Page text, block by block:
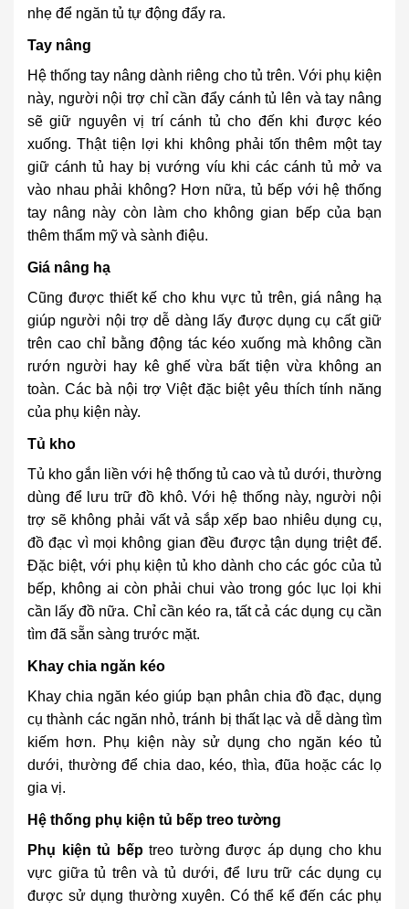
nhẹ để ngăn tủ tự động đẩy ra.
Tay nâng
Hệ thống tay nâng dành riêng cho tủ trên. Với phụ kiện
này, người nội trợ chỉ cần đẩy cánh tủ lên và tay nâng
sẽ giữ nguyên vị trí cánh tủ cho đến khi được kéo
xuống. Thật tiện lợi khi không phải tốn thêm một tay
giữ cánh tủ hay bị vướng víu khi các cánh tủ mở va
vào nhau phải không? Hơn nữa, tủ bếp với hệ thống
tay nâng này còn làm cho không gian bếp của bạn
thêm thẩm mỹ và sành điệu.
Giá nâng hạ
Cũng được thiết kế cho khu vực tủ trên, giá nâng hạ
giúp người nội trợ dễ dàng lấy được dụng cụ cất giữ
trên cao chỉ bằng động tác kéo xuống mà không cần
rướn người hay kê ghế vừa bất tiện vừa không an
toàn. Các bà nội trợ Việt đặc biệt yêu thích tính năng
của phụ kiện này.
Tủ kho
Tủ kho gắn liền với hệ thống tủ cao và tủ dưới, thường
dùng để lưu trữ đồ khô. Với hệ thống này, người nội
trợ sẽ không phải vất vả sắp xếp bao nhiêu dụng cụ,
đồ đạc vì mọi không gian đều được tận dụng triệt để.
Đặc biệt, với phụ kiện tủ kho dành cho các góc của tủ
bếp, không ai còn phải chui vào trong góc lục lọi khi
cần lấy đồ nữa. Chỉ cần kéo ra, tất cả các dụng cụ cần
tìm đã sẵn sàng trước mặt.
Khay chia ngăn kéo
Khay chia ngăn kéo giúp bạn phân chia đồ đạc, dụng
cụ thành các ngăn nhỏ, tránh bị thất lạc và dễ dàng tìm
kiếm hơn. Phụ kiện này sử dụng cho ngăn kéo tủ
dưới, thường để chia dao, kéo, thìa, đũa hoặc các lọ
gia vị.
Hệ thống phụ kiện tủ bếp treo tường
Phụ kiện tủ bếptreo tường được áp dụng cho khu
vực giữa tủ trên và tủ dưới, để lưu trữ các dụng cụ
được sử dụng thường xuyên. Có thể kể đến các phụ